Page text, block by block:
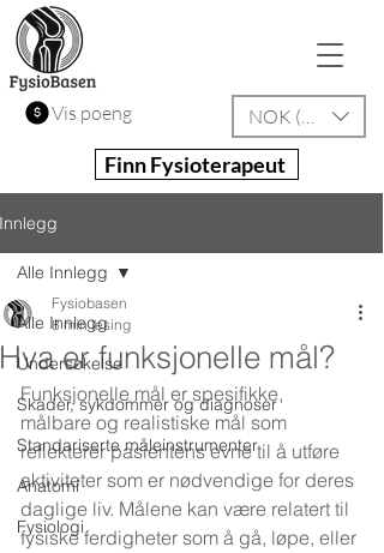
Vis poeng NOK (kr)
Finn Fysioterapeut
Innlegg
Alle Innlegg
Undersøkelse
Skader, sykdommer og diagnoser
Standariserte måleinstrumenter
Anatomi
Fysiologi
Alle Innlegg
Hva er funksjonelle mål?
Fysiobasen
8 min lesing
Funksjonelle mål er spesifikke,
målbare og realistiske mål som
reflekterer pasientens evne til å utføre
aktiviteter som er nødvendige for deres
daglige liv. Målene kan være relatert til
fysiske ferdigheter som å gå, løpe, eller